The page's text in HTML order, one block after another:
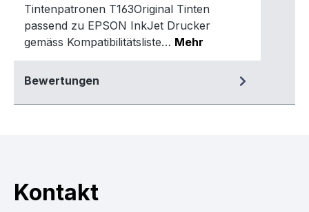
Tintenpatronen T163Original Tinten
passend zu EPSON InkJet Drucker
gemäss Kompatibilitätsliste… Mehr
Bewertungen
Kontakt